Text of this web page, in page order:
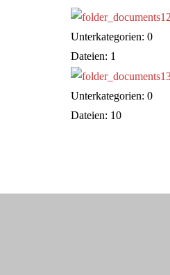
Unterkategorien: 0
Dateien: 1
Unterkategorien: 0
Dateien: 10